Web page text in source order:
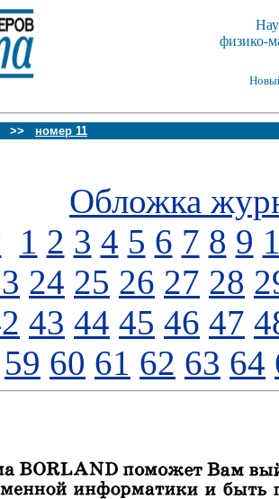
физико-
>> номер 11
Обложка
1 2 3 4 5 6 7 8 9
24 25 26 27 28
43 44 45 46 47
59 60 61 62 63 64